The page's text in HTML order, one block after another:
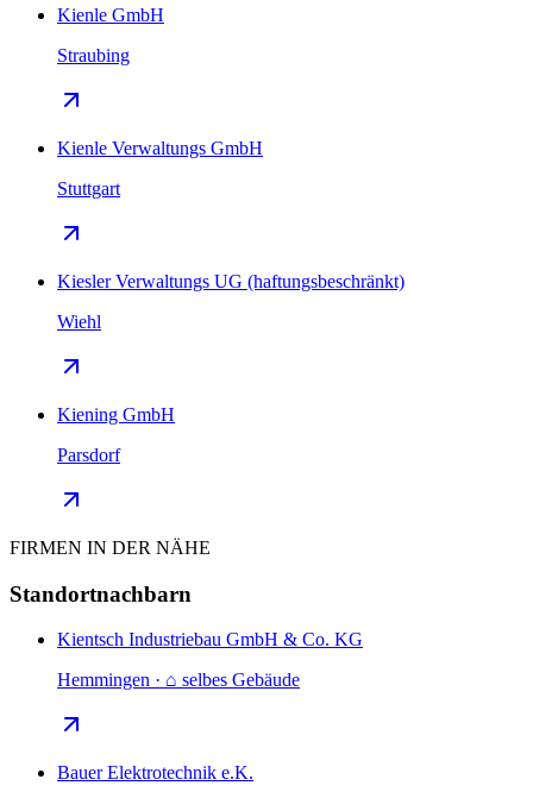
Kienle GmbH
Straubing
Kienle Verwaltungs GmbH
Stuttgart
Kiesler Verwaltungs UG (haftungsbeschränkt)
Wiehl
Kiening GmbH
Parsdorf
FIRMEN IN DER NÄHE
Standortnachbarn
Kientsch Industriebau GmbH & Co. KG
Hemmingen · ⌂ selbes Gebäude
Bauer Elektrotechnik e.K.